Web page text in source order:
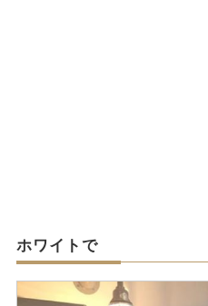
ホワイトで